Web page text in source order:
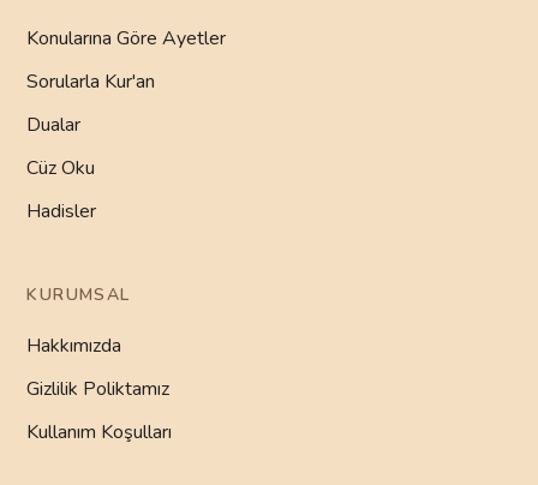
Konularına Göre Ayetler
Sorularla Kur'an
Dualar
Cüz Oku
Hadisler
KURUMSAL
Hakkımızda
Gizlilik Poliktamız
Kullanım Koşulları